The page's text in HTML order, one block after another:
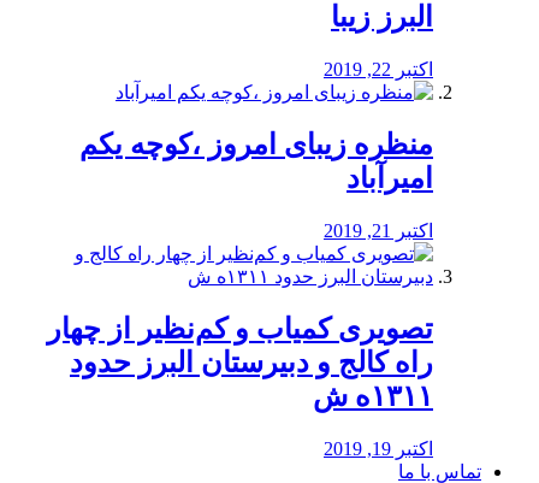
البرز زیبا
اکتبر 22, 2019
منظره‌‌ زیبای امروز ،کوچه یکم
امیرآباد
اکتبر 21, 2019
️تصویری کمیاب و کم‌نظیر از چهار
راه كالج و دبيرستان البرز حدود
۱۳۱۱ه ش
اکتبر 19, 2019
تماس با ما